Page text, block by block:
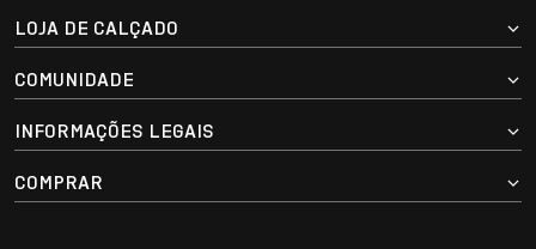
LOJA DE CALÇADO
COMUNIDADE
INFORMAÇÕES LEGAIS
COMPRAR